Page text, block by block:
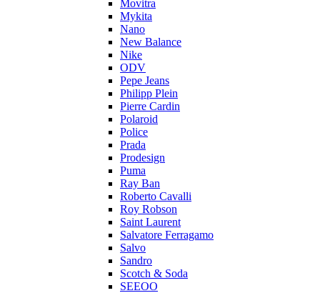
Movitra
Mykita
Nano
New Balance
Nike
ODV
Pepe Jeans
Philipp Plein
Pierre Cardin
Polaroid
Police
Prada
Prodesign
Puma
Ray Ban
Roberto Cavalli
Roy Robson
Saint Laurent
Salvatore Ferragamo
Salvo
Sandro
Scotch & Soda
SEEOO